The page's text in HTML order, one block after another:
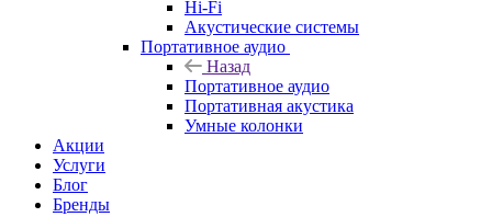
Hi-Fi
Акустические системы
Портативное аудио
Назад
Портативное аудио
Портативная акустика
Умные колонки
Акции
Услуги
Блог
Бренды